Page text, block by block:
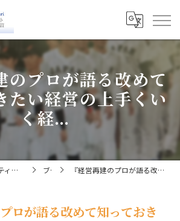
のプロが語る改めて
たい経営の上手くい
く経...
名古屋のコンサルティングなら経営コンサルタント毛利京申 ブログ 『経営再建のプロが語る改めて知っておきたい経営の上手くいく経...
プロが語る改めて知っておき